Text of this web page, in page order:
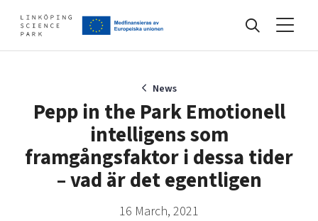
Find your network
Artificial intelligence
Develop your company
News
Pepp in the Park Emotionell
intelligens som
framgångsfaktor i dessa tider
– vad är det egentligen
16 March, 2021